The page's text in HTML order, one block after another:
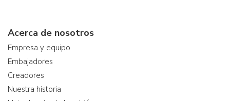
Acerca de nosotros
Empresa y equipo
Embajadores
Creadores
Nuestra historia